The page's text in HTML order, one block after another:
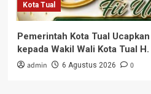
Kota Tual
Pemerintah Kota Tual
kepada Wakil Wali Kota Tual
admin 6 Agustus 2026 0